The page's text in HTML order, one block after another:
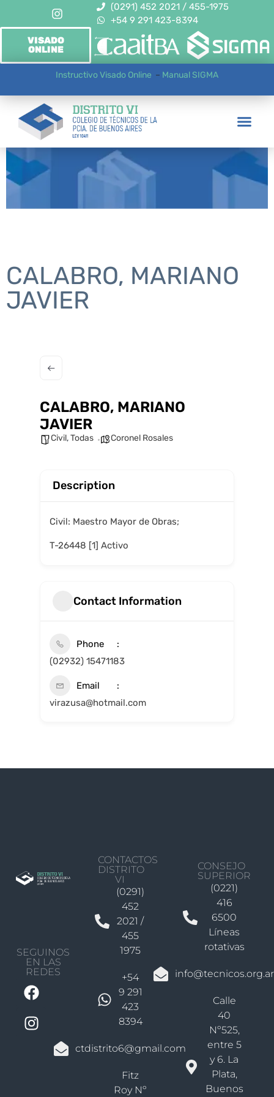
(0291) 452 2021 / 455-1975
+54 9 291 423-8394
VISADO
ONLINE
Instructivo Visado Online – Manual SIGMA
CALABRO, MARIANO
JAVIER
CALABRO, MARIANO
JAVIER
Civil,Todas Coronel Rosales
Description
Civil: Maestro Mayor de Obras;
T-26448 [1] Activo
Contact Information
Phone
(02932) 15471183
Email
virazusa@hotmail.com
SEGUINOS
EN LAS
REDES
CONTACTOS
DISTRITO
VI
(0291)
452
2021 /
455
1975
+54
9 291
423
8394
ctdistrito6@gmail.com
Fitz
Roy Nº
CONSEJO
SUPERIOR
(0221)
416
6500
Líneas
rotativas
info@tecnicos.org.ar
Calle
40
Nº525,
entre 5
y 6. La
Plata,
Buenos